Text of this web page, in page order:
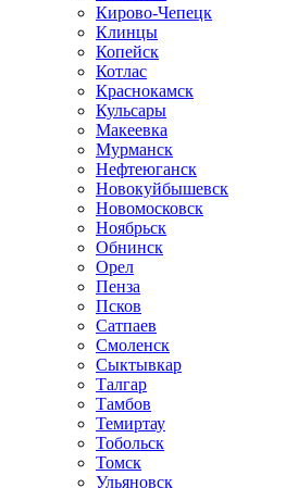
Кирово-Чепецк
Клинцы
Копейск
Котлас
Краснокамск
Кульсары
Макеевка
Мурманск
Нефтеюганск
Новокуйбышевск
Новомосковск
Ноябрьск
Обнинск
Орел
Пенза
Псков
Сатпаев
Смоленск
Сыктывкар
Талгар
Тамбов
Темиртау
Тобольск
Томск
Ульяновск